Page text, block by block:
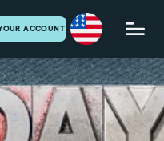
ACCOUNT